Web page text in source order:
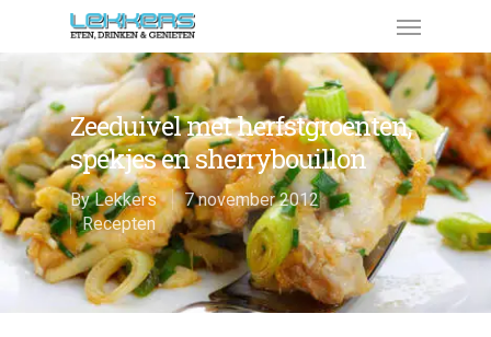
Zeeduivel met herfstgroenten,
spekjes en sherrybouillon
ByLekkers
7 november 2012
Recepten